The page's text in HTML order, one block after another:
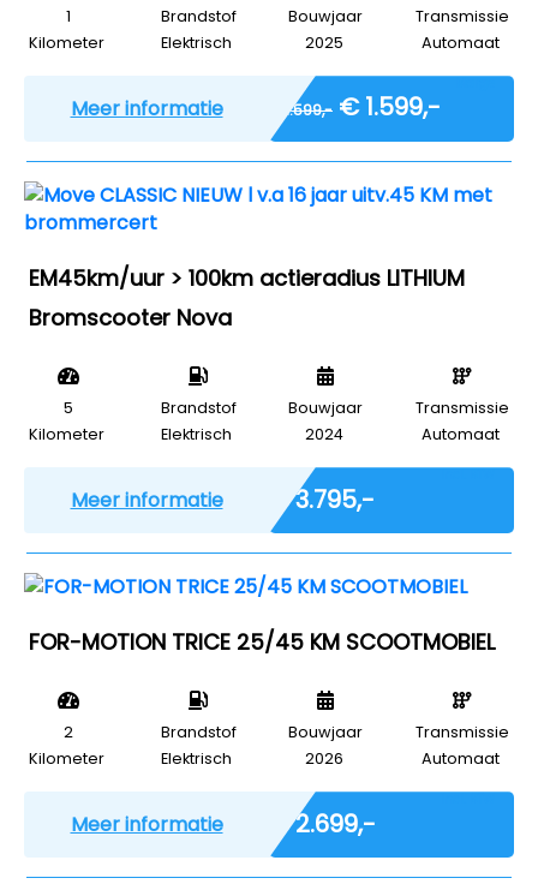
1
Kilometer
Brandstof
Elektrisch
Bouwjaar
2025
Transmissie
Automaat
Meer informatie € 1.599,- € 1.599,-
EM45km/uur > 100km actieradius LITHIUM
Bromscooter Nova
5
Kilometer
Brandstof
Elektrisch
Bouwjaar
2024
Transmissie
Automaat
Meer informatie € 3.795,-
FOR-MOTION TRICE 25/45 KM SCOOTMOBIEL
2
Kilometer
Brandstof
Elektrisch
Bouwjaar
2026
Transmissie
Automaat
Meer informatie € 2.699,-